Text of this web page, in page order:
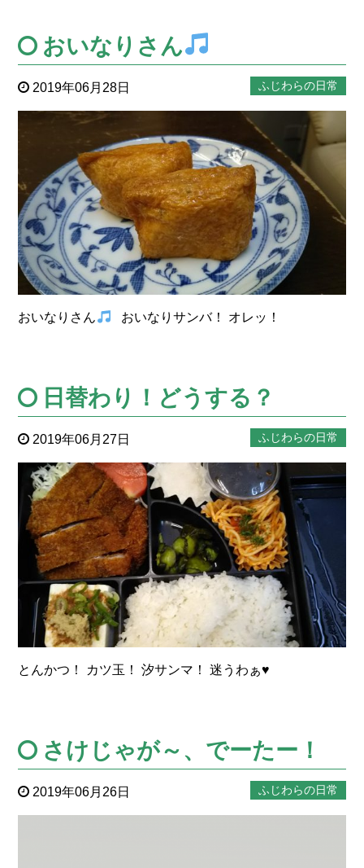
おいなりさん
2019年06月28日 ふじわらの日常
おいなりさん おいなりサンバ！ オレッ！
日替わり！どうする？
2019年06月27日 ふじわらの日常
とんかつ！ カツ玉！ 汐サンマ！ 迷うわぁ♥
さけじゃが～、でーたー！
2019年06月26日 ふじわらの日常